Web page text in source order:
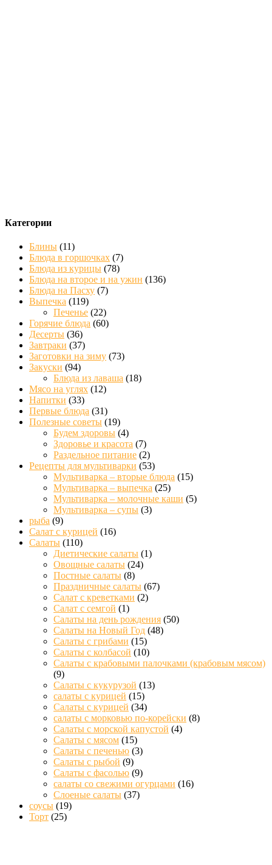
Категории
Блины (11)
Блюда в горшочках (7)
Блюда из курицы (78)
Блюда на второе и на ужин (136)
Блюда на Пасху (7)
Выпечка (119)
Печенье (22)
Горячие блюда (60)
Десерты (36)
Завтраки (37)
Заготовки на зиму (73)
Закуски (94)
Блюда из лаваша (18)
Мясо на углях (12)
Напитки (33)
Первые блюда (31)
Полезные советы (19)
Будем здоровы (4)
Здоровье и красота (7)
Раздельное питание (2)
Рецепты для мультиварки (53)
Мультиварка – вторые блюда (15)
Мультиварка – выпечка (25)
Мультиварка – молочные каши (5)
Мультиварка – супы (3)
рыба (9)
Салат с курицей (16)
Салаты (110)
Диетические салаты (1)
Овощные салаты (24)
Постные салаты (8)
Праздничные салаты (67)
Салат с креветками (2)
Салат с семгой (1)
Салаты на день рождения (50)
Салаты на Новый Год (48)
Салаты с грибами (15)
Салаты с колбасой (10)
Салаты с крабовыми палочками (крабовым мясом)
(9)
Салаты с кукурузой (13)
салаты с курицей (15)
Салаты с курицей (34)
салаты с морковью по-корейски (8)
Салаты с морской капустой (4)
Салаты с мясом (15)
Салаты с печенью (3)
Салаты с рыбой (9)
Салаты с фасолью (9)
салаты со свежими огурцами (16)
Слоеные салаты (37)
соусы (19)
Торт (25)